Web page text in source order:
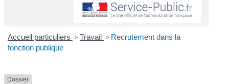
Accueil particuliers > Travail > Recrutement dans la
fonction publique
Dossier